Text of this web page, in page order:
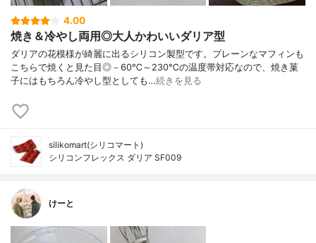
4.00
焼き＆冷やし両用◎大人かわいいダリア型
ダリアの花模様が綺麗に出るシリコン製型です。プレーンなマフィンも
こちらで焼くと見た目◎－60℃～230℃の温度帯対応なので、焼き菓
子にはもちろん冷やし型としても…続きを見る
silikomart(シリコマート)
シリコンフレックス ダリア SF009
けーと